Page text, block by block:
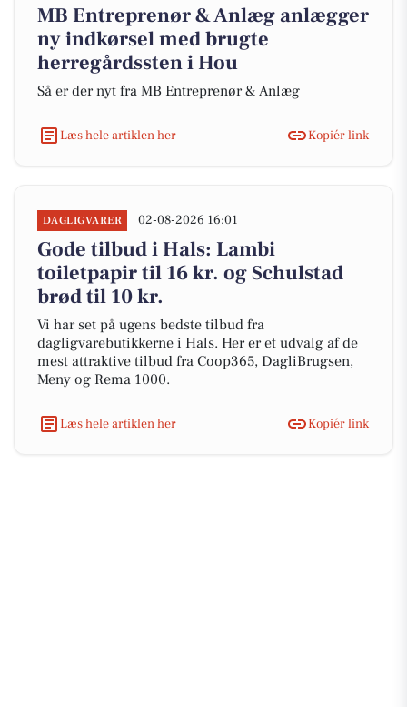
MB Entreprenør & Anlæg anlægger
ny indkørsel med brugte
herregårdssten i Hou
Så er der nyt fra MB Entreprenør & Anlæg
Læs hele artiklen her Kopiér link
DAGLIGVARER 02-08-2026 16:01
Gode tilbud i Hals: Lambi
toiletpapir til 16 kr. og Schulstad
brød til 10 kr.
Vi har set på ugens bedste tilbud fra
dagligvarebutikkerne i Hals. Her er et udvalg af de
mest attraktive tilbud fra Coop365, DagliBrugsen,
Meny og Rema 1000.
Læs hele artiklen her Kopiér link